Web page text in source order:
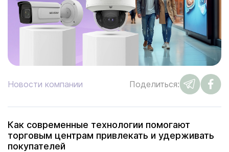
Новости компании Поделиться:
Как современные технологии помогают
торговым центрам привлекать и удерживать
покупателей